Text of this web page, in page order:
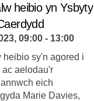
heibio yn Ysbyty
09:00 - 13:00
heibio sy'n agored i
aelodau'r
eich
Marie Davies,